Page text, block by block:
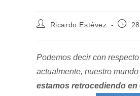
AutorRicardo Estévez
Podemos decir con
actualmente, nuestro
estamos retrocediendo en